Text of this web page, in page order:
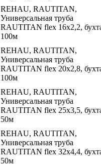
REHAU, RAUTITAN,
Универсальная труба
RAUTITAN flex 16x2,2,
100м
REHAU, RAUTITAN,
Универсальная труба
RAUTITAN flex 20x2,8,
100м
REHAU, RAUTITAN,
Универсальная труба
RAUTITAN flex 25x3,5,
50м
REHAU, RAUTITAN,
Универсальная труба
RAUTITAN flex 32x4,4,
50м